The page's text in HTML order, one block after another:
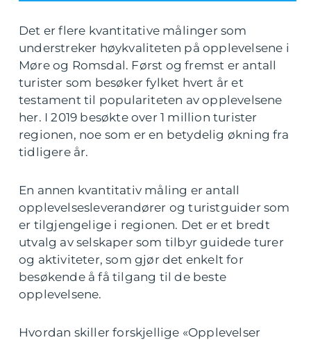
Det er flere kvantitative målinger som
understreker høykvaliteten på opplevelsene i
Møre og Romsdal. Først og fremst er antall
turister som besøker fylket hvert år et
testament til populariteten av opplevelsene
her. I 2019 besøkte over 1 million turister
regionen, noe som er en betydelig økning fra
tidligere år.
En annen kvantitativ måling er antall
opplevelsesleverandører og turistguider som
er tilgjengelige i regionen. Det er et bredt
utvalg av selskaper som tilbyr guidede turer
og aktiviteter, som gjør det enkelt for
besøkende å få tilgang til de beste
opplevelsene.
Hvordan skiller forskjellige «Opplevelser